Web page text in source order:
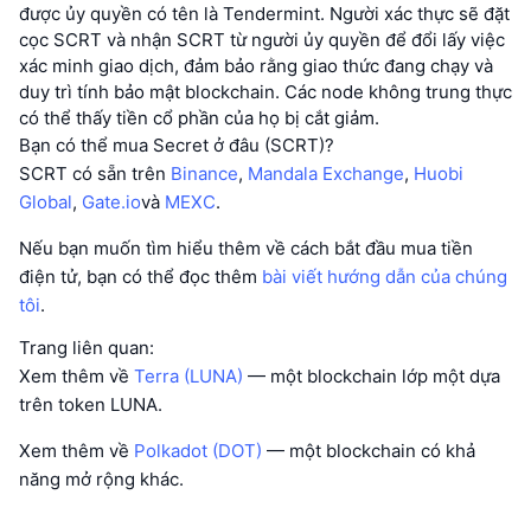
được ủy quyền có tên là Tendermint. Người xác thực sẽ đặt
cọc SCRT và nhận SCRT từ người ủy quyền để đổi lấy việc
xác minh giao dịch, đảm bảo rằng giao thức đang chạy và
duy trì tính bảo mật blockchain. Các node không trung thực
có thể thấy tiền cổ phần của họ bị cắt giảm.
Bạn có thể mua Secret ở đâu (SCRT)?
SCRT có sẵn trên Binance, Mandala Exchange, Huobi
Global, Gate.iovà MEXC.
Nếu bạn muốn tìm hiểu thêm về cách bắt đầu mua tiền
điện tử, bạn có thể đọc thêm bài viết hướng dẫn của chúng
tôi.
Trang liên quan:
Xem thêm về Terra (LUNA) — một blockchain lớp một dựa
trên token LUNA.
Xem thêm về Polkadot (DOT) — một blockchain có khả
năng mở rộng khác.